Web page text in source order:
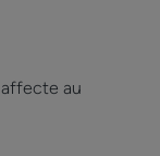
au